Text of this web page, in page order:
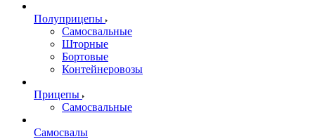
Полуприцепы
Самосвальные
Шторные
Бортовые
Контейнеровозы
Прицепы
Самосвальные
Самосвалы